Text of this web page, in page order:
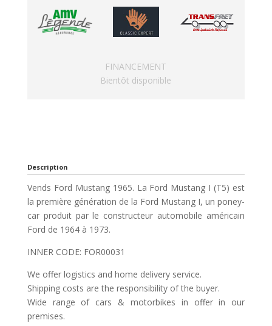
FINANCEMENT
Bientôt disponible
Description
Vends Ford Mustang 1965. La Ford Mustang I (T5) est
la première génération de la Ford Mustang I, un poney-
car produit par le constructeur automobile américain
Ford de 1964 à 1973.
INNER CODE: FOR00031
We offer logistics and home delivery service.
Shipping costs are the responsibility of the buyer.
Wide range of cars & motorbikes in offer in our
premises.